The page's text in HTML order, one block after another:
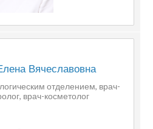
Вячеславовна
отделением, врач-
врач-косметолог